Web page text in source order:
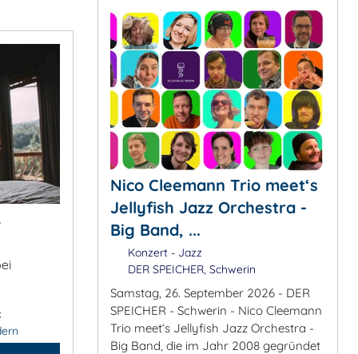
Nico Cleemann Trio meet‘s
Jellyfish Jazz Orchestra -
Big Band, ...
Konzert - Jazz
DER SPEICHER, Schwerin
Samstag, 26. September 2026 - DER
SPEICHER - Schwerin - Nico Cleemann
Trio meet‘s Jellyfish Jazz Orchestra -
Big Band, die im Jahr 2008 gegründet